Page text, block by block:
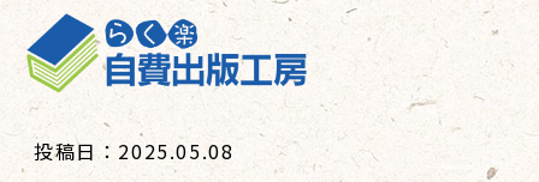
投稿日：2025.05.08